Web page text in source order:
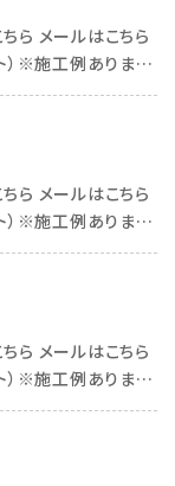
ら メールはこちら
）※施工例あります
ア・コーティングを
トの平和(ヒラワ)
ら メールはこちら
）※施工例あります
ア・コーティングを
トの平和(ヒラワ)
ら メールはこちら
）※施工例あります
ア・コーティングを
トの平和(ヒラワ)